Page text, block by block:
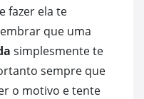
fazer ela te
que uma
simplesmente te
sempre que
o motivo e tente